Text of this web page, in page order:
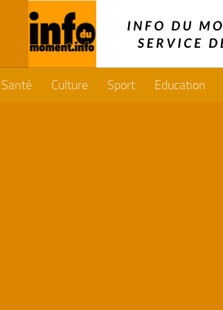
Santé Culture Sport Education